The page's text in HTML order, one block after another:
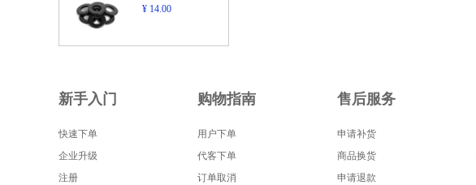
¥ 14.00
新手入门
快速下单
企业升级
注册
购物指南
用户下单
代客下单
订单取消
售后服务
申请补货
商品换货
申请退款